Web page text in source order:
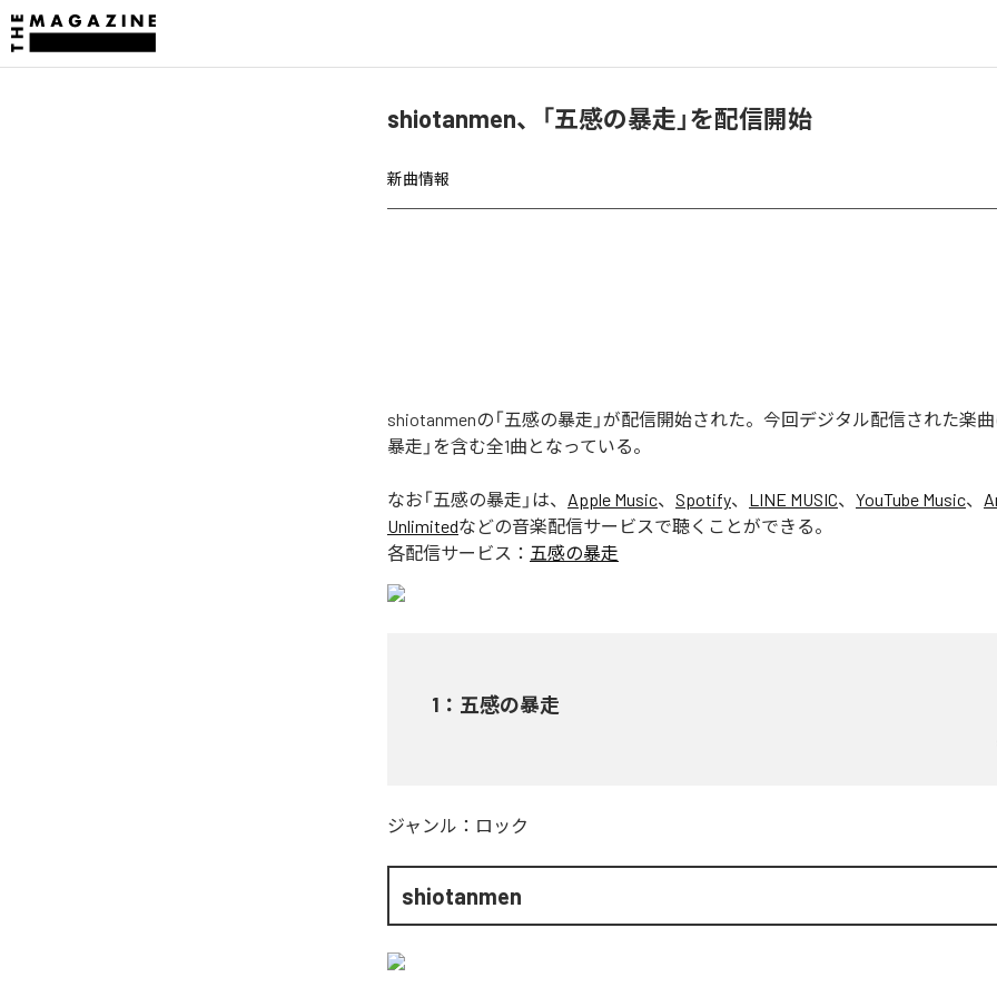
shiotanmen、「五感の暴走」を配信開始
新曲情報
shiotanmenの「五感の暴走」が配信開始された。今回デジタル配信された楽曲
暴走」を含む全1曲となっている。
なお「五感の暴走 」は、 Apple Music、 Spotify、 LINE MUSIC、 YouTube Music、
Unlimitedなどの音楽配信サービスで聴くことができる。
各配信サービス： 五感の暴走
1 ： 五感の暴走
ジャンル： ロック
shiotanmen